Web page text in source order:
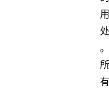
用
处
。
所
有